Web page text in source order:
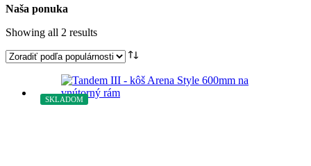
Naša ponuka
Showing all 2 results
SKLADOM